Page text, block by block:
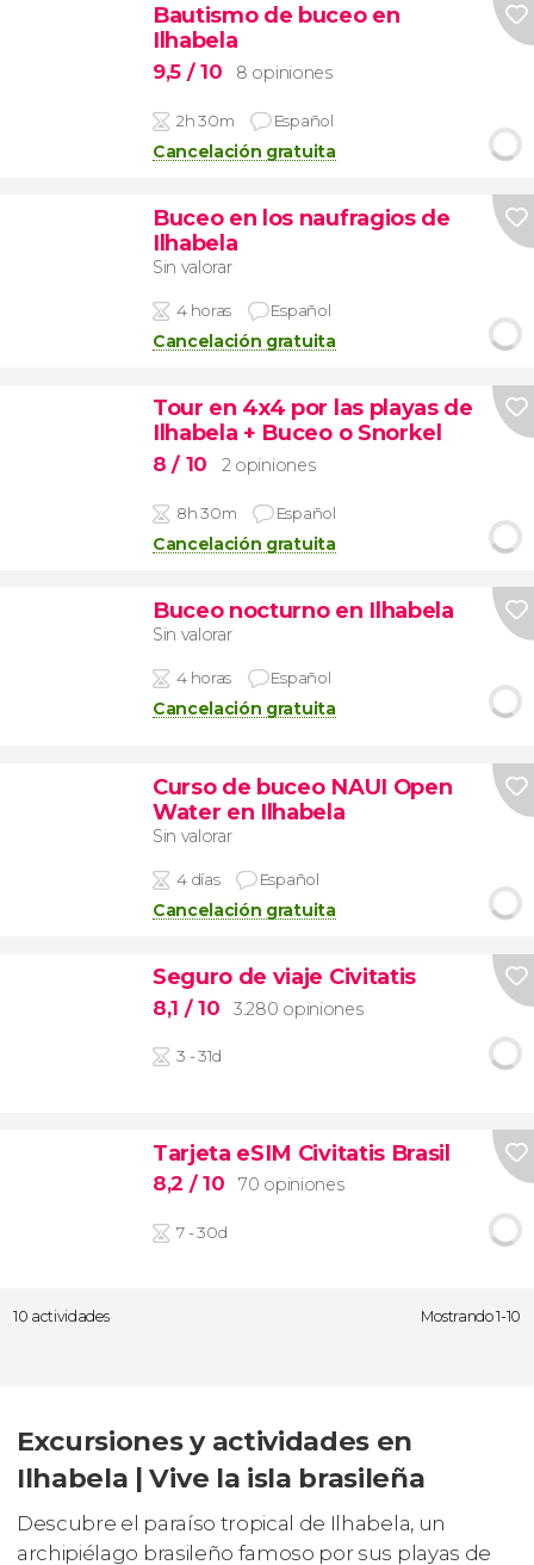
Bautismo de buceo en
Ilhabela
9,5 / 10 8 opiniones
2h 30m Español
Cancelación gratuita
Buceo en los naufragios de
Ilhabela
Sin valorar
4 horas Español
Cancelación gratuita
Tour en 4x4 por las playas de
Ilhabela + Buceo o Snorkel
8/ 10 2 opiniones
8h 30m Español
Cancelación gratuita
Buceo nocturno en Ilhabela
Sin valorar
4 horas Español
Cancelación gratuita
Curso de buceo NAUI Open
Water en Ilhabela
Sin valorar
4 días Español
Cancelación gratuita
Seguro de viaje Civitatis
8,1 / 10 3.280 opiniones
3 - 31d
Tarjeta eSIM Civitatis Brasil
8,2 / 10 70 opiniones
7 - 30d
10 actividades Mostrando 1-10
Excursiones y actividades en
Ilhabela | Vive la isla brasileña
Descubre el paraíso tropical de Ilhabela, un
archipiélago brasileño famoso por sus playas de